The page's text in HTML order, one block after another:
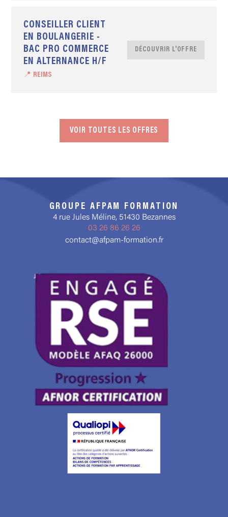
CONSEILLER CLIENT
EN BOULANGERIE -
BAC PRO COMMERCE
EN ALTERNANCE H/F
📍 REIMS
DÉCOUVRIR L'OFFRE
VOIR TOUTES LES OFFRES
GROUPE AFPAM FORMATION
4 rue Jules Méline, 51430 Bezannes
03 26 86 26 26
contact@afpam-formation.fr